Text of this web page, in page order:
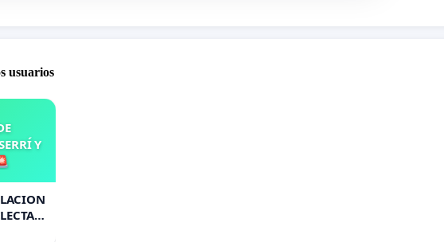
usuarios
Y